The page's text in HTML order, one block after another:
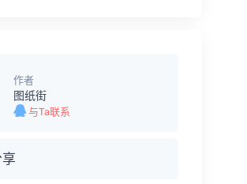
作者
图纸街
与Ta联系